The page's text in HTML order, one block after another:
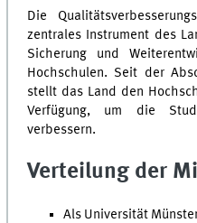
Die
zentrales Instrument des
Sicherung und
Hochschulen. Seit der
stellt das Land den
Verfügung, um die
verbessern.
Verteilung der
Als Universität